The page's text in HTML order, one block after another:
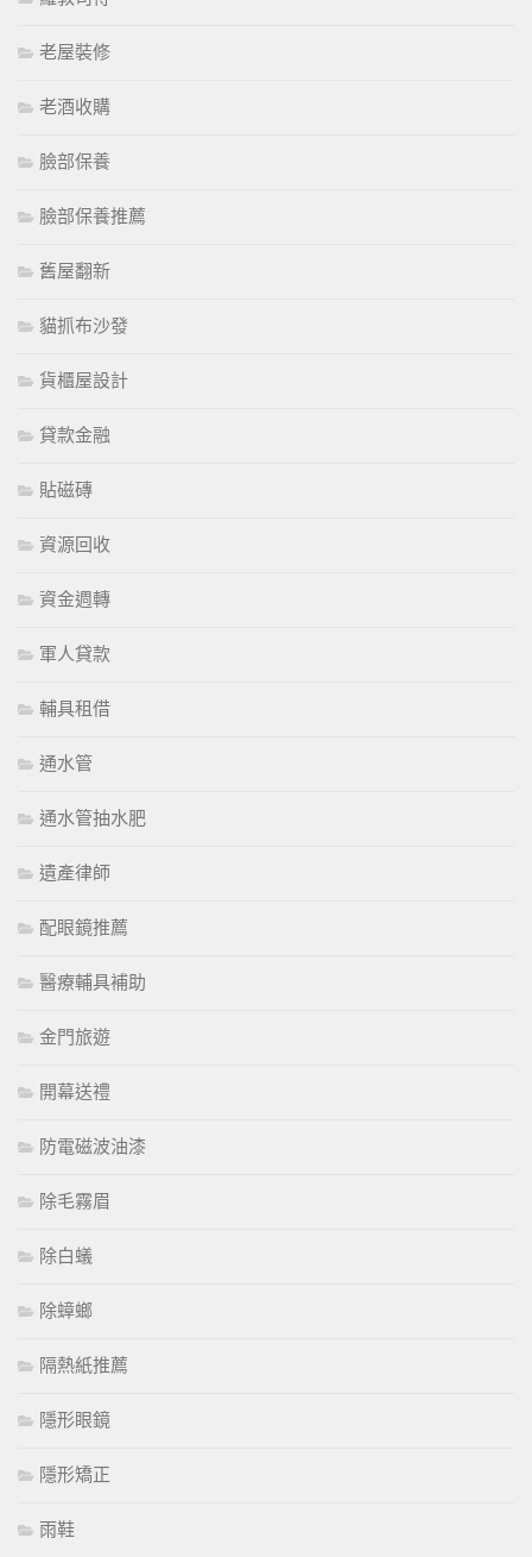
老屋裝修
老酒收購
臉部保養
臉部保養推薦
舊屋翻新
貓抓布沙發
貨櫃屋設計
貸款金融
貼磁磚
資源回收
資金週轉
軍人貸款
輔具租借
通水管
通水管抽水肥
遺產律師
配眼鏡推薦
醫療輔具補助
金門旅遊
開幕送禮
防電磁波油漆
除毛霧眉
除白蟻
除蟑螂
隔熱紙推薦
隱形眼鏡
隱形矯正
雨鞋